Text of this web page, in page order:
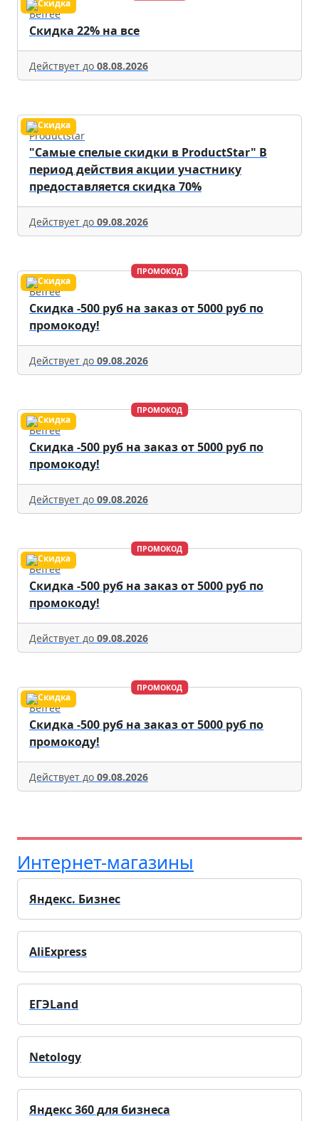
Befree
Скидка 22% на все
Действует до 08.08.2026
Productstar
"Самые спелые скидки в ProductStar" В
период действия акции участнику
предоставляется скидка 70%
Действует до 09.08.2026
ПРОМОКОД
Befree
Скидка -500 руб на заказ от 5000 руб по
промокоду!
Действует до 09.08.2026
ПРОМОКОД
Befree
Скидка -500 руб на заказ от 5000 руб по
промокоду!
Действует до 09.08.2026
ПРОМОКОД
Befree
Скидка -500 руб на заказ от 5000 руб по
промокоду!
Действует до 09.08.2026
ПРОМОКОД
Befree
Скидка -500 руб на заказ от 5000 руб по
промокоду!
Действует до 09.08.2026
Интернет-магазины
Яндекс. Бизнес
AliExpress
ЕГЭLand
Netology
Яндекс 360 для бизнеса